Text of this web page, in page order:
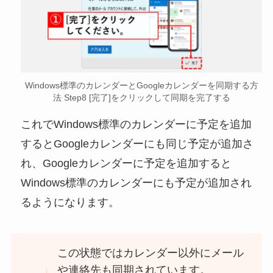
Windows標準のカレンダーとGoogleカレンダーを同期する方
法 Step8 [完了]をクリックして同期を完了する
これでWindows標準のカレンダーに予定を追加
するとGoogleカレンダーにも同じ予定が追加さ
れ、Googleカレンダーに予定を追加すると
Windows標準のカレンダーにも予定が追加され
るようになります。
この状態ではカレンダー以外にメール
や連絡先も同期されています。